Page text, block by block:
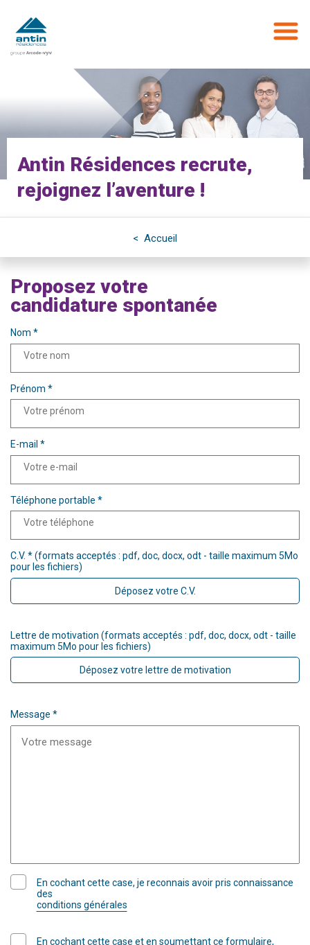
contenu
principal
Antin Résidences recrute,
rejoignez l’aventure !
< Accueil
Proposez votre
candidature spontanée
Nom *
Prénom *
E-mail *
Téléphone portable *
C.V. * (formats acceptés : pdf, doc, docx, odt - taille maximum 5Mo
pour les fichiers)
Déposez votre C.V.
Lettre de motivation (formats acceptés : pdf, doc, docx, odt - taille
maximum 5Mo pour les fichiers)
Déposez votre lettre de motivation
Message *
En cochant cette case, je reconnais avoir pris connaissance
des
conditions générales
En cochant cette case et en soumettant ce formulaire,